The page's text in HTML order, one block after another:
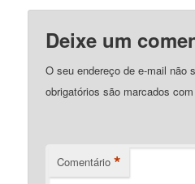
Deixe um
O seu endereço de e-mail não
obrigatórios são marcados
Comentário *